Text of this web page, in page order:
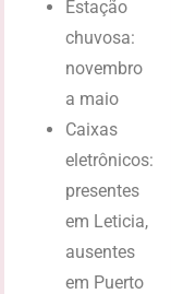
Estação
chuvosa:
novembro
a maio
Caixas
eletrônicos:
presentes
em Leticia,
ausentes
em Puerto